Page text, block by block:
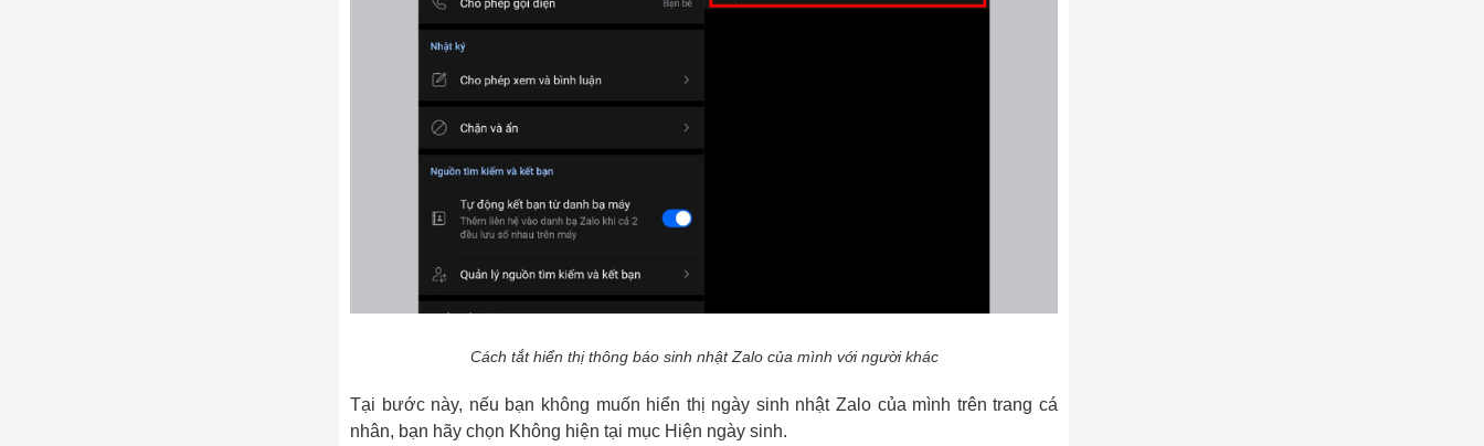
Cách tắt hiển thị thông báo sinh nhật Zalo của mình với người khác
Tại bước này, nếu bạn không muốn hiển thị ngày sinh nhật Zalo của mình trên trang cá
nhân, bạn hãy chọn Không hiện tại mục Hiện ngày sinh.